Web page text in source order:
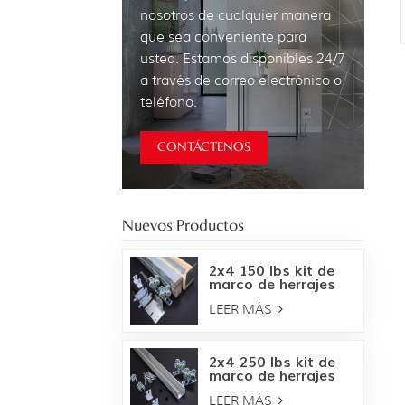
nosotros de cualquier manera
que sea conveniente para
usted. Estamos disponibles 24/7
a través de correo electrónico o
teléfono.
CONTÁCTENOS
Nuevos Productos
2x4 150 lbs kit de
marco de herrajes
para puertas
empotradas
LEER MÁS
2x4 250 lbs kit de
marco de herrajes
para puertas
LEER MÁS